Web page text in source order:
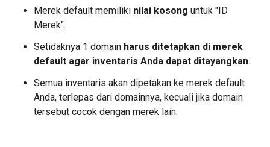
Merek default memiliki nilai kosong untuk "ID
Merek".
Setidaknya 1 domain harus ditetapkan di merek
default agar inventaris Anda dapat ditayangkan.
Semua inventaris akan dipetakan ke merek default
Anda, terlepas dari domainnya, kecuali jika domain
tersebut cocok dengan merek lain.